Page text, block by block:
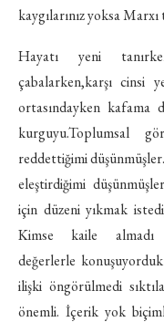
kaygılarınız yoksa
Hayatı yeni
çabalarken,karşı cinsi
ortasındayken kafama
kurguyu.Toplumsal
reddettiğimi
eleştirdiğimi
için düzeni yıkmak
Kimse kaile almadı
değerlerle
ilişki öngörülmedi
önemli. İçerik yok